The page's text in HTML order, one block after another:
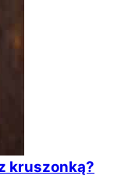
kruszonką?